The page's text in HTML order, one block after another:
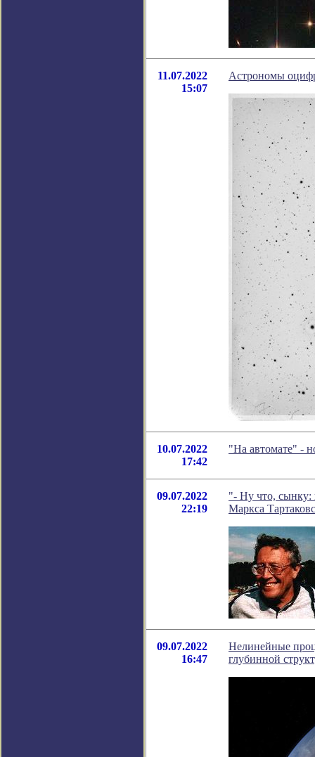
11.07.2022
15:07
Астрономы
10.07.2022
17:42
"На автомате" -
09.07.2022
22:19
"- Ну что, сынку:
Маркса
09.07.2022
16:47
Нелинейные
глубинной